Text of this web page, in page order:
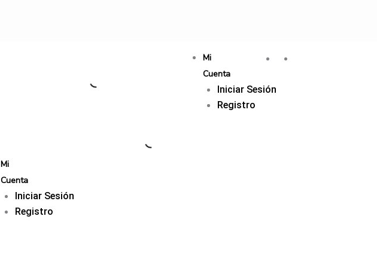
Mi
Cuenta
Iniciar Sesión
Registro
Mi
Cuenta
Iniciar Sesión
Registro